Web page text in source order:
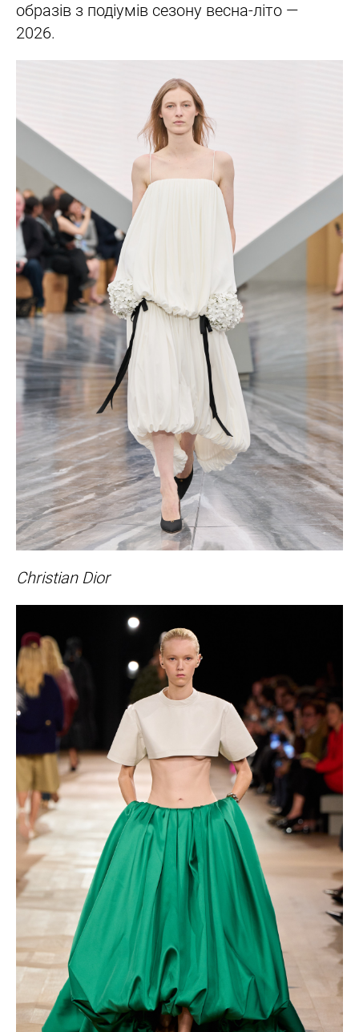
образів з подіумів сезону весна-літо —
2026.
Christian Dior